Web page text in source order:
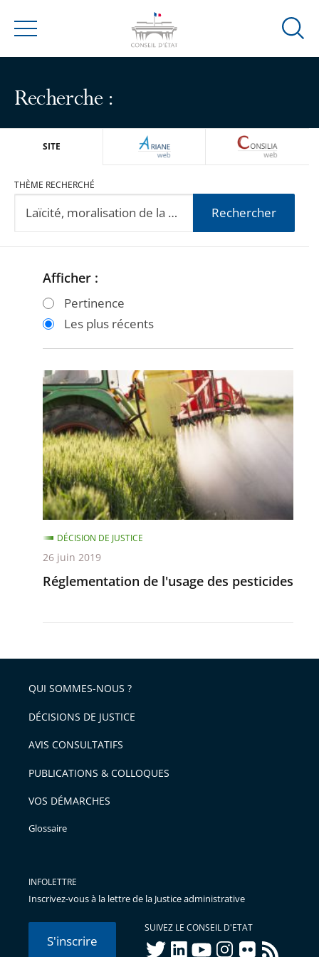
Menu
Ouvrir
Recherche :
SITE ARIANEWEB
THÈME RECHERCHÉ
Rechercher
Passer
filtres
après
Passer
filtres
avant
Afficher :
Pertinence
Les plus récents
Réglementation
de
l'usage
des
pesticides
Réglementation de l'usage des pesticides
DÉCISION DE JUSTICE
26 juin 2019
QUI SOMMES-NOUS ?
DÉCISIONS DE JUSTICE
AVIS CONSULTATIFS
PUBLICATIONS & COLLOQUES
VOS DÉMARCHES
Glossaire
INFOLETTRE
Inscrivez-vous à la lettre de la Justice administrative
S'inscrire
SUIVEZ LE CONSEIL D'ETAT
twitterlinkedInyoutubeinstagram
flickr rss